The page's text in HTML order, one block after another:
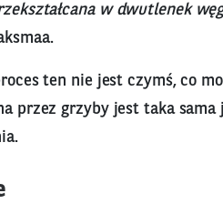
w dwutlenek
ten nie jest czymś, co
przez grzyby jest taka sama